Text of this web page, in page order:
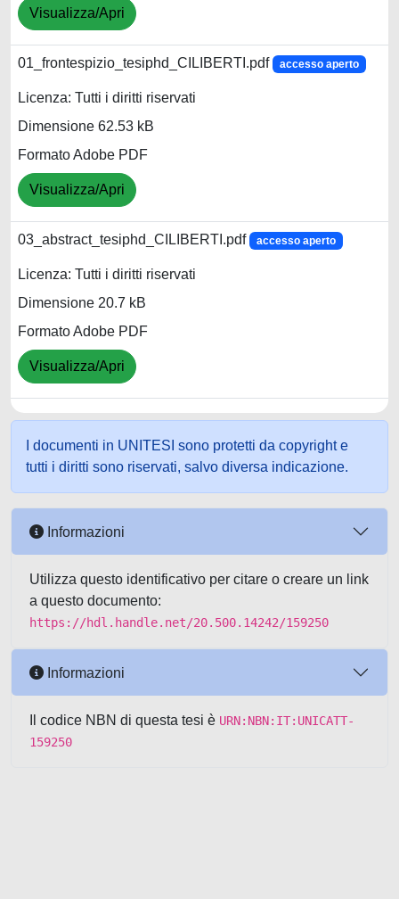
Visualizza/Apri
01_frontespizio_tesiphd_CILIBERTI.pdf accesso aperto
Licenza: Tutti i diritti riservati
Dimensione 62.53 kB
Formato Adobe PDF
Visualizza/Apri
03_abstract_tesiphd_CILIBERTI.pdf accesso aperto
Licenza: Tutti i diritti riservati
Dimensione 20.7 kB
Formato Adobe PDF
Visualizza/Apri
I documenti in UNITESI sono protetti da copyright e
tutti i diritti sono riservati, salvo diversa indicazione.
Informazioni
Utilizza questo identificativo per citare o creare un link
a questo documento:
https://hdl.handle.net/20.500.14242/159250
Informazioni
Il codice NBN di questa tesi è URN:NBN:IT:UNICATT-
159250